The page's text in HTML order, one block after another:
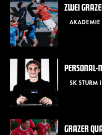
ZWEI
AKADEMIE
SK STURM
GRAZER